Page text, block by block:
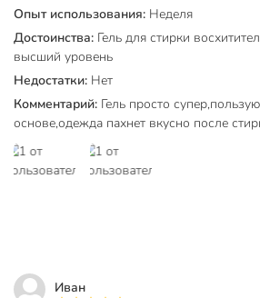
Вес в упаковке
Габариты упаковки
Опыт использования: Неделя
Достоинства: Гель для стирки
высший уровень
Недостатки: Нет
Комментарий: Гель просто
основе,одежда пахнет вкусно после
Иван